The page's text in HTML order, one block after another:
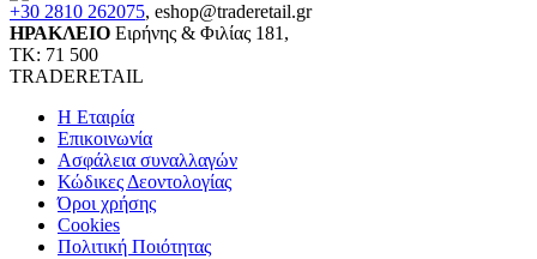
+30 2810 262075, eshop@traderetail.gr
ΗΡΑΚΛΕΙΟ Ειρήνης & Φιλίας 181,
ΤΚ: 71 500
TRADERETAIL
H Εταιρία
Eπικοινωνία
Ασφάλεια συναλλαγών
Κώδικες Δεοντολογίας
Όροι χρήσης
Cookies
Πολιτική Ποιότητας